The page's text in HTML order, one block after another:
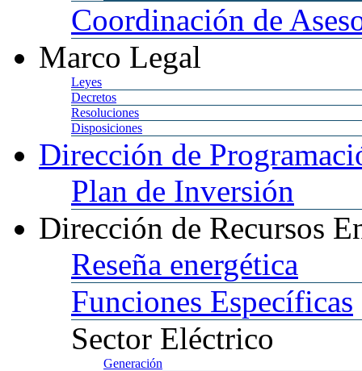
Coordinación de
Marco Legal
Leyes
Decretos
Resoluciones
Disposiciones
Dirección de
Plan de Inversión
Dirección de Recursos
Reseña energética
Funciones Específicas
Sector Eléctrico
Generación